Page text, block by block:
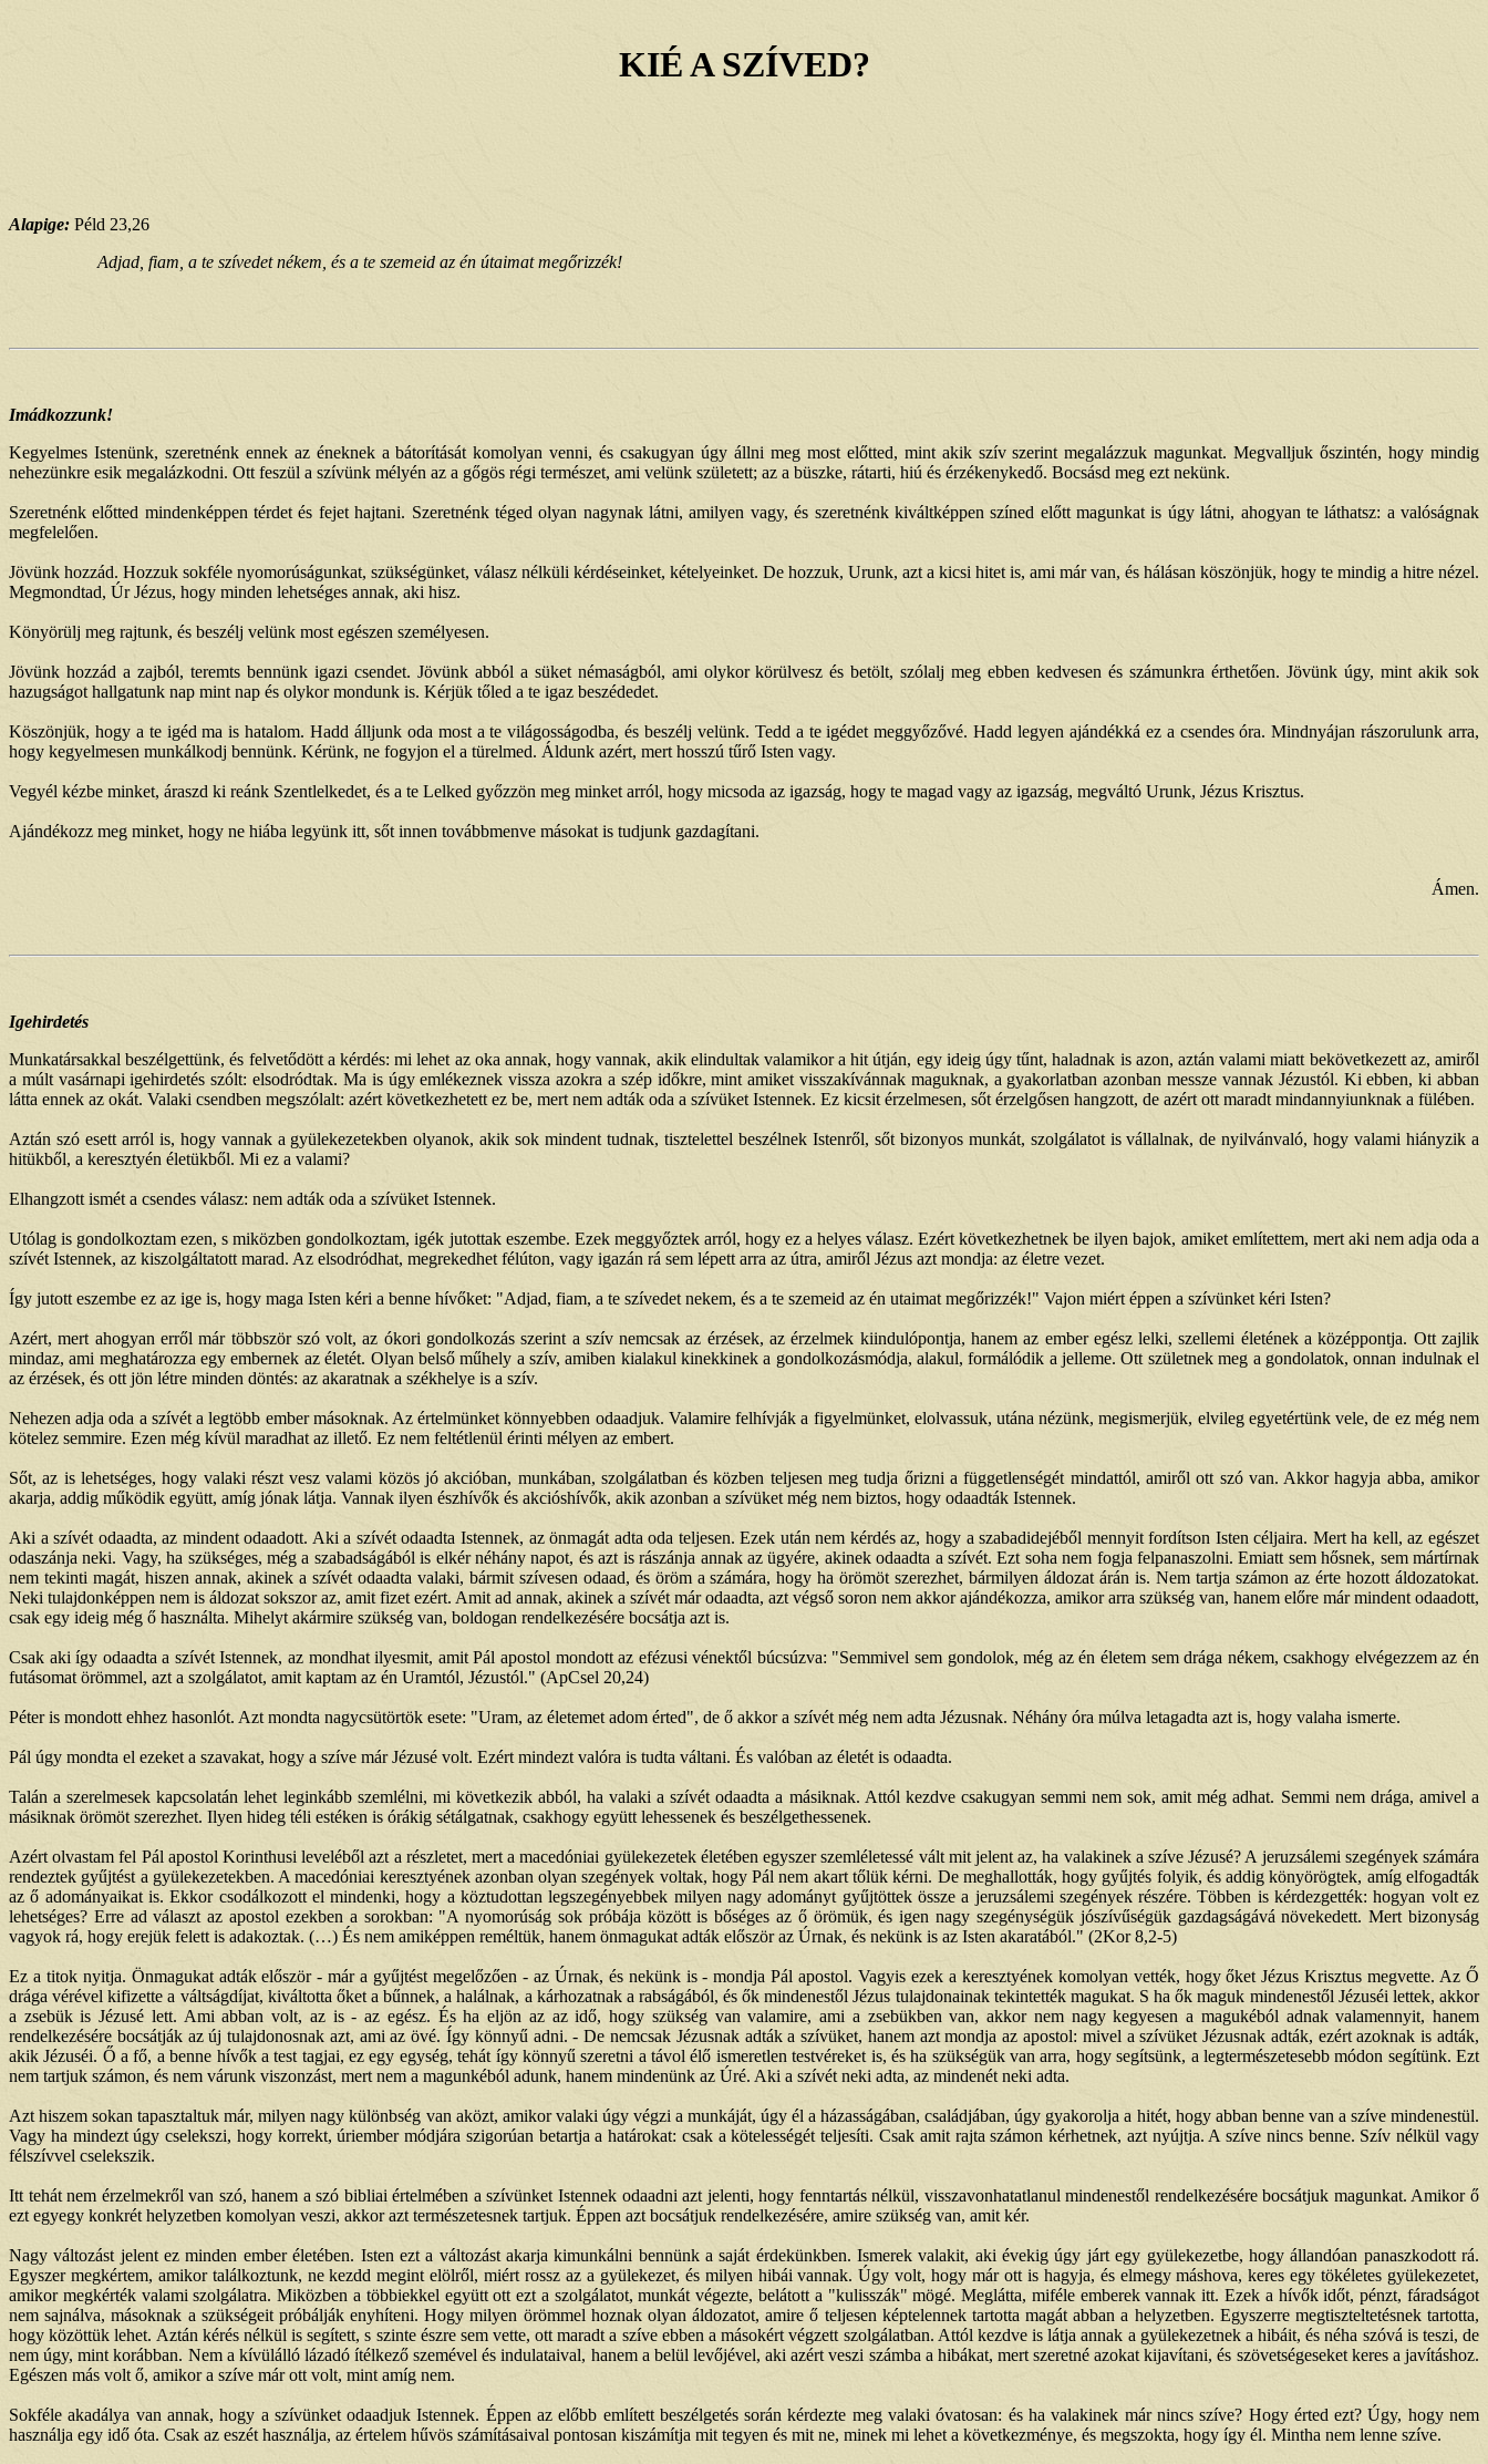
KIÉ A SZÍVED?
Alapige: Péld 23,26
Adjad, fiam, a te szívedet nékem, és a te szemeid az én útaimat megőrizzék!
Imádkozzunk!
Kegyelmes Istenünk, szeretnénk ennek az éneknek a bátorítását komolyan venni, és csakugyan úgy állni meg most előtted, mint akik szív szerint megalázzuk magunkat. Megvalljuk őszintén, hogy mindig
nehezünkre esik megalázkodni. Ott feszül a szívünk mélyén az a gőgös régi természet, ami velünk született; az a büszke, rátarti, hiú és érzékenykedő. Bocsásd meg ezt nekünk.
Szeretnénk előtted mindenképpen térdet és fejet hajtani. Szeretnénk téged olyan nagynak látni, amilyen vagy, és szeretnénk kiváltképpen színed előtt magunkat is úgy látni, ahogyan te láthatsz: a valóságnak
megfelelően.
Jövünk hozzád. Hozzuk sokféle nyomorúságunkat, szükségünket, válasz nélküli kérdéseinket, kételyeinket. De hozzuk, Urunk, azt a kicsi hitet is, ami már van, és hálásan köszönjük, hogy te mindig a hitre nézel.
Megmondtad, Úr Jézus, hogy minden lehetséges annak, aki hisz.
Könyörülj meg rajtunk, és beszélj velünk most egészen személyesen.
Jövünk hozzád a zajból, teremts bennünk igazi csendet. Jövünk abból a süket némaságból, ami olykor körülvesz és betölt, szólalj meg ebben kedvesen és számunkra érthetően. Jövünk úgy, mint akik sok
hazugságot hallgatunk nap mint nap és olykor mondunk is. Kérjük tőled a te igaz beszédedet.
Köszönjük, hogy a te igéd ma is hatalom. Hadd álljunk oda most a te világosságodba, és beszélj velünk. Tedd a te igédet meggyőzővé. Hadd legyen ajándékká ez a csendes óra. Mindnyájan rászorulunk arra,
hogy kegyelmesen munkálkodj bennünk. Kérünk, ne fogyjon el a türelmed. Áldunk azért, mert hosszú tűrő Isten vagy.
Vegyél kézbe minket, áraszd ki reánk Szentlelkedet, és a te Lelked győzzön meg minket arról, hogy micsoda az igazság, hogy te magad vagy az igazság, megváltó Urunk, Jézus Krisztus.
Ajándékozz meg minket, hogy ne hiába legyünk itt, sőt innen továbbmenve másokat is tudjunk gazdagítani.
Ámen.
Igehirdetés
Munkatársakkal beszélgettünk, és felvetődött a kérdés: mi lehet az oka annak, hogy vannak, akik elindultak valamikor a hit útján, egy ideig úgy tűnt, haladnak is azon, aztán valami miatt bekövetkezett az, amiről
a múlt vasárnapi igehirdetés szólt: elsodródtak. Ma is úgy emlékeznek vissza azokra a szép időkre, mint amiket visszakívánnak maguknak, a gyakorlatban azonban messze vannak Jézustól. Ki ebben, ki abban
látta ennek az okát. Valaki csendben megszólalt: azért következhetett ez be, mert nem adták oda a szívüket Istennek. Ez kicsit érzelmesen, sőt érzelgősen hangzott, de azért ott maradt mindannyiunknak a fülében.
Aztán szó esett arról is, hogy vannak a gyülekezetekben olyanok, akik sok mindent tudnak, tisztelettel beszélnek Istenről, sőt bizonyos munkát, szolgálatot is vállalnak, de nyilvánvaló, hogy valami hiányzik a
hitükből, a keresztyén életükből. Mi ez a valami?
Elhangzott ismét a csendes válasz: nem adták oda a szívüket Istennek.
Utólag is gondolkoztam ezen, s miközben gondolkoztam, igék jutottak eszembe. Ezek meggyőztek arról, hogy ez a helyes válasz. Ezért következhetnek be ilyen bajok, amiket említettem, mert aki nem adja oda a
szívét Istennek, az kiszolgáltatott marad. Az elsodródhat, megrekedhet félúton, vagy igazán rá sem lépett arra az útra, amiről Jézus azt mondja: az életre vezet.
Így jutott eszembe ez az ige is, hogy maga Isten kéri a benne hívőket: "Adjad, fiam, a te szívedet nekem, és a te szemeid az én utaimat megőrizzék!" Vajon miért éppen a szívünket kéri Isten?
Azért, mert ahogyan erről már többször szó volt, az ókori gondolkozás szerint a szív nemcsak az érzések, az érzelmek kiindulópontja, hanem az ember egész lelki, szellemi életének a középpontja. Ott zajlik
mindaz, ami meghatározza egy embernek az életét. Olyan belső műhely a szív, amiben kialakul kinekkinek a gondolkozásmódja, alakul, formálódik a jelleme. Ott születnek meg a gondolatok, onnan indulnak el
az érzések, és ott jön létre minden döntés: az akaratnak a székhelye is a szív.
Nehezen adja oda a szívét a legtöbb ember másoknak. Az értelmünket könnyebben odaadjuk. Valamire felhívják a figyelmünket, elolvassuk, utána nézünk, megismerjük, elvileg egyetértünk vele, de ez még nem
kötelez semmire. Ezen még kívül maradhat az illető. Ez nem feltétlenül érinti mélyen az embert.
Sőt, az is lehetséges, hogy valaki részt vesz valami közös jó akcióban, munkában, szolgálatban és közben teljesen meg tudja őrizni a függetlenségét mindattól, amiről ott szó van. Akkor hagyja abba, amikor
akarja, addig működik együtt, amíg jónak látja. Vannak ilyen észhívők és akcióshívők, akik azonban a szívüket még nem biztos, hogy odaadták Istennek.
Aki a szívét odaadta, az mindent odaadott. Aki a szívét odaadta Istennek, az önmagát adta oda teljesen. Ezek után nem kérdés az, hogy a szabadidejéből mennyit fordítson Isten céljaira. Mert ha kell, az egészet
odaszánja neki. Vagy, ha szükséges, még a szabadságából is elkér néhány napot, és azt is rászánja annak az ügyére, akinek odaadta a szívét. Ezt soha nem fogja felpanaszolni. Emiatt sem hősnek, sem mártírnak
nem tekinti magát, hiszen annak, akinek a szívét odaadta valaki, bármit szívesen odaad, és öröm a számára, hogy ha örömöt szerezhet, bármilyen áldozat árán is. Nem tartja számon az érte hozott áldozatokat.
Neki tulajdonképpen nem is áldozat sokszor az, amit fizet ezért. Amit ad annak, akinek a szívét már odaadta, azt végső soron nem akkor ajándékozza, amikor arra szükség van, hanem előre már mindent odaadott,
csak egy ideig még ő használta. Mihelyt akármire szükség van, boldogan rendelkezésére bocsátja azt is.
Csak aki így odaadta a szívét Istennek, az mondhat ilyesmit, amit Pál apostol mondott az efézusi vénektől búcsúzva: "Semmivel sem gondolok, még az én életem sem drága nékem, csakhogy elvégezzem az én
futásomat örömmel, azt a szolgálatot, amit kaptam az én Uramtól, Jézustól." (ApCsel 20,24)
Péter is mondott ehhez hasonlót. Azt mondta nagycsütörtök esete: "Uram, az életemet adom érted", de ő akkor a szívét még nem adta Jézusnak. Néhány óra múlva letagadta azt is, hogy valaha ismerte.
Pál úgy mondta el ezeket a szavakat, hogy a szíve már Jézusé volt. Ezért mindezt valóra is tudta váltani. És valóban az életét is odaadta.
Talán a szerelmesek kapcsolatán lehet leginkább szemlélni, mi következik abból, ha valaki a szívét odaadta a másiknak. Attól kezdve csakugyan semmi nem sok, amit még adhat. Semmi nem drága, amivel a
másiknak örömöt szerezhet. Ilyen hideg téli estéken is órákig sétálgatnak, csakhogy együtt lehessenek és beszélgethessenek.
Azért olvastam fel Pál apostol Korinthusi leveléből azt a részletet, mert a macedóniai gyülekezetek életében egyszer szemléletessé vált mit jelent az, ha valakinek a szíve Jézusé? A jeruzsálemi szegények számára
rendeztek gyűjtést a gyülekezetekben. A macedóniai keresztyének azonban olyan szegények voltak, hogy Pál nem akart tőlük kérni. De meghallották, hogy gyűjtés folyik, és addig könyörögtek, amíg elfogadták
az ő adományaikat is. Ekkor csodálkozott el mindenki, hogy a köztudottan legszegényebbek milyen nagy adományt gyűjtöttek össze a jeruzsálemi szegények részére. Többen is kérdezgették: hogyan volt ez
lehetséges? Erre ad választ az apostol ezekben a sorokban: "A nyomorúság sok próbája között is bőséges az ő örömük, és igen nagy szegénységük jószívűségük gazdagságává növekedett. Mert bizonyság
vagyok rá, hogy erejük felett is adakoztak. (…) És nem amiképpen reméltük, hanem önmagukat adták először az Úrnak, és nekünk is az Isten akaratából." (2Kor 8,2-5)
Ez a titok nyitja. Önmagukat adták először - már a gyűjtést megelőzően - az Úrnak, és nekünk is - mondja Pál apostol. Vagyis ezek a keresztyének komolyan vették, hogy őket Jézus Krisztus megvette. Az Ő
drága vérével kifizette a váltságdíjat, kiváltotta őket a bűnnek, a halálnak, a kárhozatnak a rabságából, és ők mindenestől Jézus tulajdonainak tekintették magukat. S ha ők maguk mindenestől Jézuséi lettek, akkor
a zsebük is Jézusé lett. Ami abban volt, az is - az egész. És ha eljön az az idő, hogy szükség van valamire, ami a zsebükben van, akkor nem nagy kegyesen a magukéból adnak valamennyit, hanem
rendelkezésére bocsátják az új tulajdonosnak azt, ami az övé. Így könnyű adni. - De nemcsak Jézusnak adták a szívüket, hanem azt mondja az apostol: mivel a szívüket Jézusnak adták, ezért azoknak is adták,
akik Jézuséi. Ő a fő, a benne hívők a test tagjai, ez egy egység, tehát így könnyű szeretni a távol élő ismeretlen testvéreket is, és ha szükségük van arra, hogy segítsünk, a legtermészetesebb módon segítünk. Ezt
nem tartjuk számon, és nem várunk viszonzást, mert nem a magunkéból adunk, hanem mindenünk az Úré. Aki a szívét neki adta, az mindenét neki adta.
Azt hiszem sokan tapasztaltuk már, milyen nagy különbség van aközt, amikor valaki úgy végzi a munkáját, úgy él a házasságában, családjában, úgy gyakorolja a hitét, hogy abban benne van a szíve mindenestül.
Vagy ha mindezt úgy cselekszi, hogy korrekt, úriember módjára szigorúan betartja a határokat: csak a kötelességét teljesíti. Csak amit rajta számon kérhetnek, azt nyújtja. A szíve nincs benne. Szív nélkül vagy
félszívvel cselekszik.
Itt tehát nem érzelmekről van szó, hanem a szó bibliai értelmében a szívünket Istennek odaadni azt jelenti, hogy fenntartás nélkül, visszavonhatatlanul mindenestől rendelkezésére bocsátjuk magunkat. Amikor ő
ezt egyegy konkrét helyzetben komolyan veszi, akkor azt természetesnek tartjuk. Éppen azt bocsátjuk rendelkezésére, amire szükség van, amit kér.
Nagy változást jelent ez minden ember életében. Isten ezt a változást akarja kimunkálni bennünk a saját érdekünkben. Ismerek valakit, aki évekig úgy járt egy gyülekezetbe, hogy állandóan panaszkodott rá.
Egyszer megkértem, amikor találkoztunk, ne kezdd megint elölről, miért rossz az a gyülekezet, és milyen hibái vannak. Úgy volt, hogy már ott is hagyja, és elmegy máshova, keres egy tökéletes gyülekezetet,
amikor megkérték valami szolgálatra. Miközben a többiekkel együtt ott ezt a szolgálatot, munkát végezte, belátott a "kulisszák" mögé. Meglátta, miféle emberek vannak itt. Ezek a hívők időt, pénzt, fáradságot
nem sajnálva, másoknak a szükségeit próbálják enyhíteni. Hogy milyen örömmel hoznak olyan áldozatot, amire ő teljesen képtelennek tartotta magát abban a helyzetben. Egyszerre megtiszteltetésnek tartotta,
hogy közöttük lehet. Aztán kérés nélkül is segített, s szinte észre sem vette, ott maradt a szíve ebben a másokért végzett szolgálatban. Attól kezdve is látja annak a gyülekezetnek a hibáit, és néha szóvá is teszi, de
nem úgy, mint korábban. Nem a kívülálló lázadó ítélkező szemével és indulataival, hanem a belül levőjével, aki azért veszi számba a hibákat, mert szeretné azokat kijavítani, és szövetségeseket keres a javításhoz.
Egészen más volt ő, amikor a szíve már ott volt, mint amíg nem.
Sokféle akadálya van annak, hogy a szívünket odaadjuk Istennek. Éppen az előbb említett beszélgetés során kérdezte meg valaki óvatosan: és ha valakinek már nincs szíve? Hogy érted ezt? Úgy, hogy nem
használja egy idő óta. Csak az eszét használja, az értelem hűvös számításaival pontosan kiszámítja mit tegyen és mit ne, minek mi lehet a következménye, és megszokta, hogy így él. Mintha nem lenne szíve.